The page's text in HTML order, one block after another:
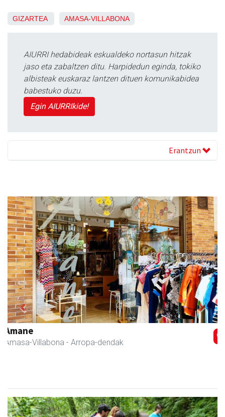
GIZARTEA AMASA-VILLABONA
AIURRI hedabideak eskualdeko nortasun hitzak
jaso eta zabaltzen ditu. Harpidedun eginda, tokiko
albisteak euskaraz lantzen dituen komunikabidea
babestuko duzu.
Egin AIURRIkide!
Erantzun
Zubimusu Ikastola
Amasa-Villabona - Hezkuntza
Previous Next